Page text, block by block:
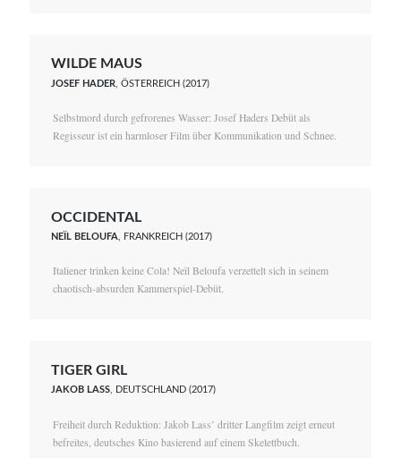
WILDE MAUS
JOSEF HADER , ÖSTERREICH (2017)
Selbstmord durch gefrorenes Wasser: Josef Haders Debüt als
Regisseur ist ein harmloser Film über Kommunikation und Schnee.
OCCIDENTAL
NEÏL BELOUFA , FRANKREICH (2017)
Italiener trinken keine Cola! Neïl Beloufa verzettelt sich in seinem
chaotisch-absurden Kammerspiel-Debüt.
TIGER GIRL
JAKOB LASS, DEUTSCHLAND (2017)
Freiheit durch Reduktion: Jakob Lass’ dritter Langfilm zeigt erneut
befreites, deutsches Kino basierend auf einem Skelettbuch.